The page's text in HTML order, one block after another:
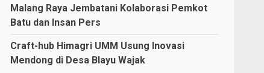
Malang Raya Jembatani Kolaborasi Pemkot
Batu dan Insan Pers
Craft-hub Himagri UMM Usung Inovasi
Mendong di Desa Blayu Wajak